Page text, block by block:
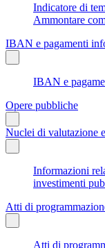
Indicatore di
Ammontare
IBAN e pagamenti
IBAN e
Opere pubbliche
Nuclei di valutazione
Informazioni
investimenti
Atti di
Atti di